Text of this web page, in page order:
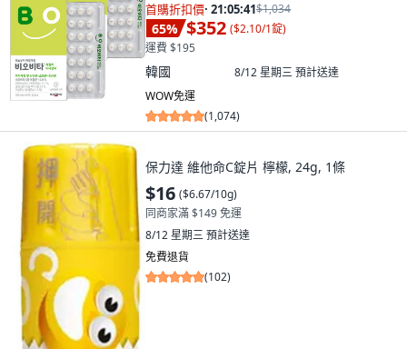
首購折扣價· 21:05:40$1,034
65% $352 ($2.10/1錠)
運費 $195
韓國 8/12 星期三預計送達
WOW免運
(1,074)
保力達 維他命C錠片 檸檬, 24g, 1條
$16 ($6.67/10g)
同商家滿 $149 免運
8/12 星期三預計送達
免費退貨
(102)